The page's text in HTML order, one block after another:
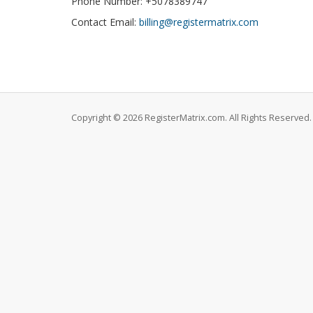
Contact Email: billing@registermatrix.com
Copyright © 2026 RegisterMatrix.com. All Rights